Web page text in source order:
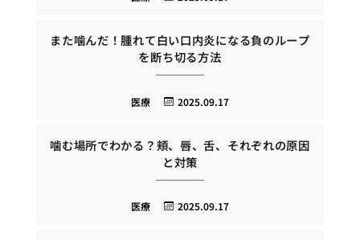
また噛んだ！腫れて白い口内炎になる負のループ
を断ち切る方法
2025.09.17
医療
噛む場所でわかる？頬、唇、舌、それぞれの原因
と対策
2025.09.17
医療